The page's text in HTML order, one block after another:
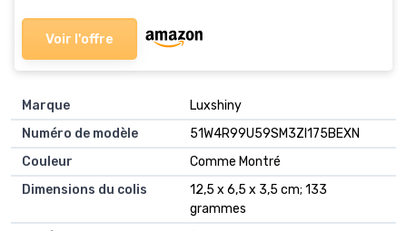
Voir l'offre
Marque
‎Luxshiny
Numéro de modèle
‎51W4R99U59SM3ZI175BEXN
Couleur
‎Comme Montré
Dimensions du colis
‎12,5 x 6,5 x 3,5 cm; 133
grammes